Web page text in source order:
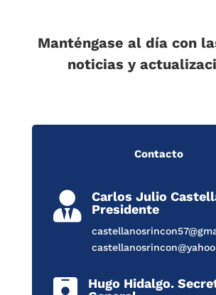
Manténgase al día con
noticias y
Contacto

Carlos Julio
Presidente
Hugo Hidalgo.